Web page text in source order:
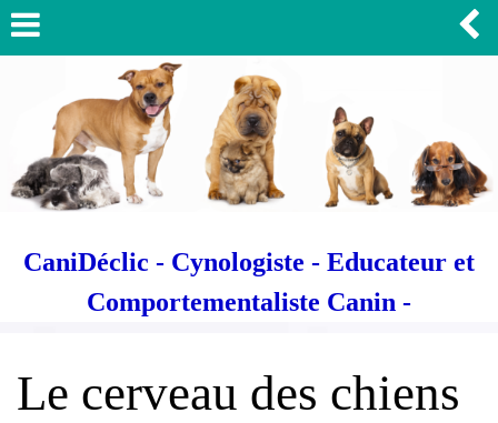
CaniDéclic - Cynologiste - Educateur et
Comportementaliste Canin -
Le cerveau des chiens